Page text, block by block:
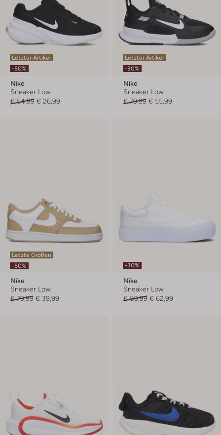
Letzter Artikel
-50%
Nike
Sneaker Low
€ 54,99 € 26,99
Letzter Artikel
-30%
Nike
Sneaker Low
€ 79,99 € 55,99
Letzte Größen
-50%
Nike
Sneaker Low
€ 79,99 € 39,99
-30%
Nike
Sneaker Low
€ 89,99 € 62,99